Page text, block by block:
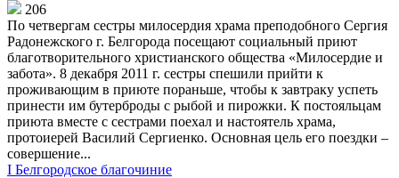
206
По четвергам сестры милосердия храма преподобного Сергия
Радонежского г. Белгорода посещают социальный приют
благотворительного христианского общества «Милосердие и
забота». 8 декабря 2011 г. сестры спешили прийти к
проживающим в приюте пораньше, чтобы к завтраку успеть
принести им бутерброды с рыбой и пирожки. К постояльцам
приюта вместе с сестрами поехал и настоятель храма,
протоиерей Василий Сергиенко. Основная цель его поездки –
совершение...
I Белгородское благочиние